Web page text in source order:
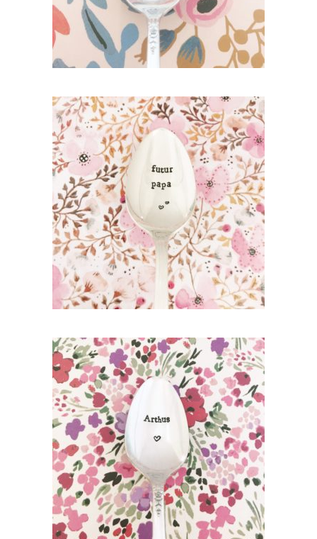
PETITE CUILLÈRE GRAVÉE VINTAGE :
FUTUR PAPA
AJOUTER AU PANIER
PETITE CUILLÈRE GRAVÉE VINTAGE
PERSONNALISÉE : PRÉNOM (ÉCRITURE
35,00
AJOUTER AU PANIER